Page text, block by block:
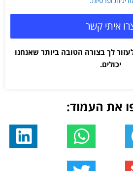
איתי קשר
לך בצורה הטובה ביותר שאנחנו
יכולים.
את העמוד: